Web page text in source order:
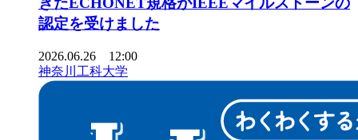
認定を受けました
2026.06.26 12:00
神奈川工科大学